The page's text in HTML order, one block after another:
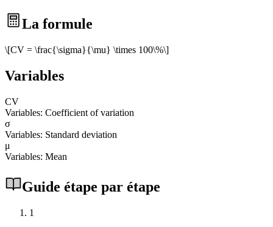
La formule
\[CV = \frac{\sigma}{\mu} \times 100\%\]
Variables
CV
Variables: Coefficient of variation
σ
Variables: Standard deviation
μ
Variables: Mean
Guide étape par étape
1